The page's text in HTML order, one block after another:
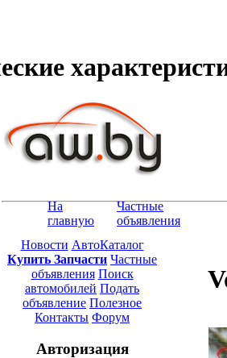
На
главную
Частные
объявления
Новости АвтоКаталог
Купить Запчасти Частные
объявления Поиск
автомобилей Подать
объявление Полезное
Контакты Форум
Авторизация